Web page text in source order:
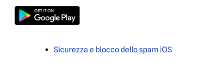
Sicurezza e blocco dello spam iOS